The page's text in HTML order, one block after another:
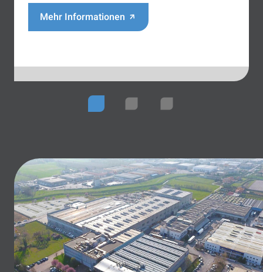
Mehr Informationen